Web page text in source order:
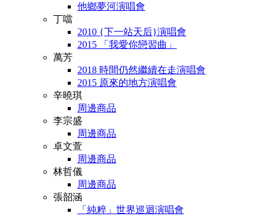
他鄉夢河演唱會
丁噹
2010 {下一站天后}演唱會
2015 「我愛你戀習曲」
萬芳
2018 時間仍然繼續在走演唱會
2015 原來的地方演唱會
辛曉琪
周邊商品
李宗盛
周邊商品
卓文萱
周邊商品
林哲儀
周邊商品
張韶涵
「純粹」世界巡迴演唱會